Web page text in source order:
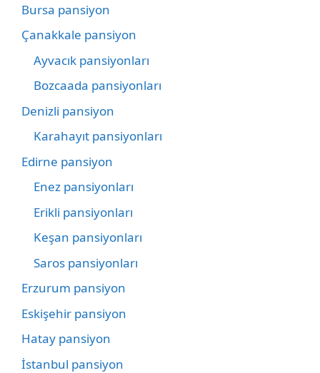
Bursa pansiyon
Çanakkale pansiyon
Ayvacık pansiyonları
Bozcaada pansiyonları
Denizli pansiyon
Karahayıt pansiyonları
Edirne pansiyon
Enez pansiyonları
Erikli pansiyonları
Keşan pansiyonları
Saros pansiyonları
Erzurum pansiyon
Eskişehir pansiyon
Hatay pansiyon
İstanbul pansiyon